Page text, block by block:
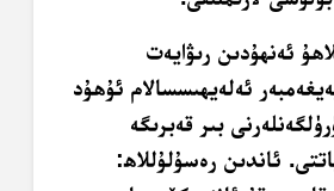
ئەنھۇدىن رىۋايەت
ئەلەيھىسسالام ئۇھۇد
بىر قەبرىگە
ئاندىن رەسۇلۇللاھ: